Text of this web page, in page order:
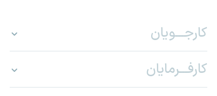
کارجـــویان
کارفـــرمایان